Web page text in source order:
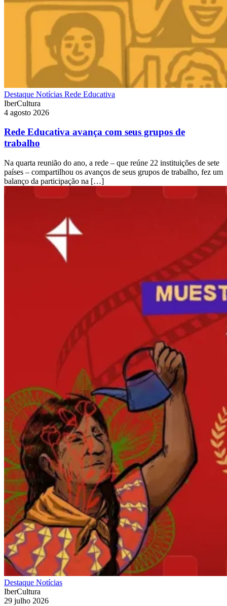
Destaque Notícias Rede Educativa
IberCultura
4 agosto 2026
Rede Educativa avança com seus grupos de
trabalho
Na quarta reunião do ano, a rede – que reúne 22 instituições de sete
países – compartilhou os avanços de seus grupos de trabalho, fez um
balanço da participação na […]
Destaque Notícias
IberCultura
29 julho 2026